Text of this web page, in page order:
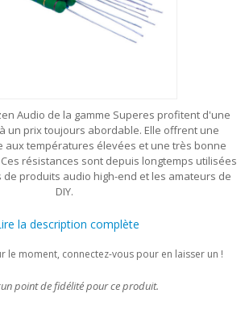
Audio de la gamme Superes profitent d'une
un prix toujours abordable. Elle offrent une
aux températures élevées et une très bonne
résistances sont depuis longtemps utilisées
produits audio high-end et les amateurs de
DIY.
la description complète
le moment, connectez-vous pour en laisser un !
point de fidélité pour ce produit.